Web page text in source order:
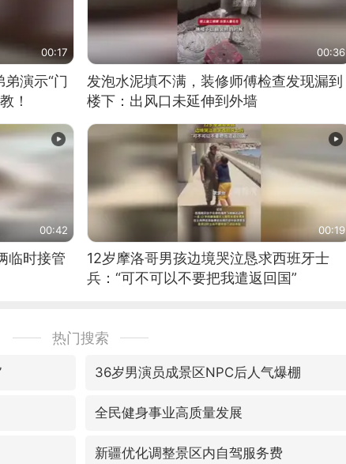
00:17
演示“门
！
00:36
发泡水泥填不满，装修师傅检查发现漏到
楼下：出风口未延伸到外墙
00:42
临时接管
00:19
12岁摩洛哥男孩边境哭泣恳求西班牙士
兵：“可不可以不要把我遣返回国”
热门搜索
36岁男演员成景区NPC后人气爆棚
全民健身事业高质量发展
新疆优化调整景区内自驾服务费